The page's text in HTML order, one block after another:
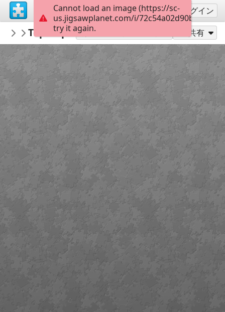
サインアップ ログイン
macayran
COAST AND SEA
Top 10 plages ocean indien
別のピース数でプレイ 共有
Cannot load an image (https://sc-
us.jigsawplanet.com/i/
try it again.